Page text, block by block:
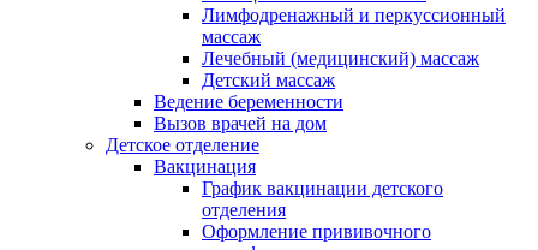
Лимфодренажный и перкуссионный
массаж
Лечебный (медицинский) массаж
Детский массаж
Ведение беременности
Вызов врачей на дом
Детское отделение
Вакцинация
График вакцинации детского
отделения
Оформление прививочного